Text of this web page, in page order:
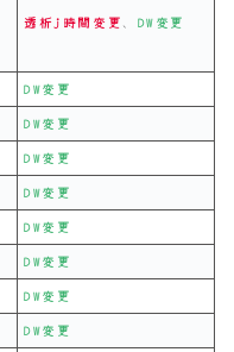
透析j時間変更 、 DW変更
DW変更
DW変更
DW変更
DW変更
DW変更
DW変更
DW変更
DW変更